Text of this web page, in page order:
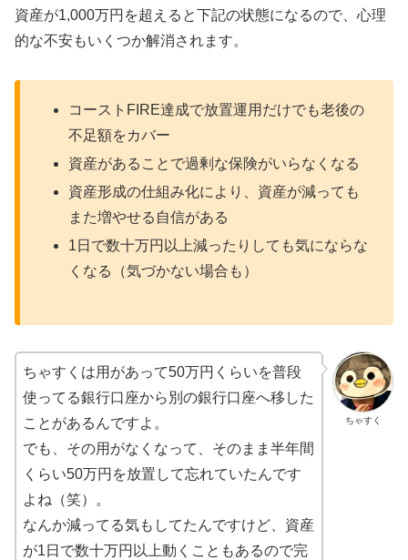
資産が1,000万円を超えると下記の状態になるので、心理
的な不安もいくつか解消されます。
コーストFIRE達成で放置運用だけでも老後の
不足額をカバー
資産があることで過剰な保険がいらなくなる
資産形成の仕組み化により、資産が減っても
また増やせる自信がある
1日で数十万円以上減ったりしても気にならな
くなる（気づかない場合も）
ちゃすく
ちゃすくは用があって50万円くらいを普段
使ってる銀行口座から別の銀行口座へ移した
ことがあるんですよ。
でも、その用がなくなって、そのまま半年間
くらい50万円を放置して忘れていたんです
よね（笑）。
なんか減ってる気もしてたんですけど、資産
が1日で数十万円以上動くこともあるので完